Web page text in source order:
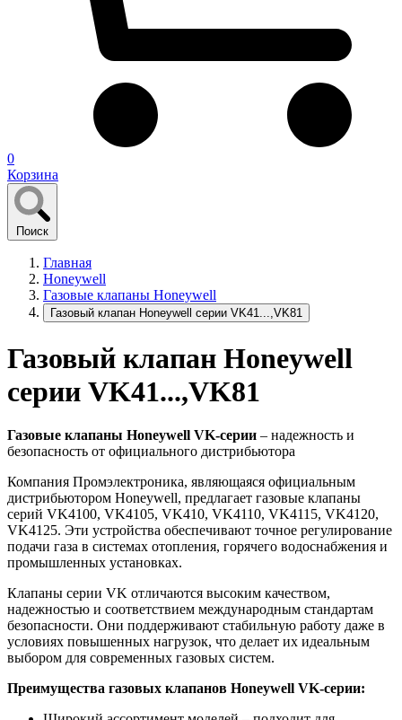
0
Корзина
Поиск
Главная
Honeywell
Газовые клапаны Honeywell
Газовый клапан Honeywell серии VK41...,VK81
Газовый клапан Honeywell
серии VK41...,VK81
Газовые клапаны Honeywell VK-серии – надежность и
безопасность от официального дистрибьютора
Компания Промэлектроника, являющаяся официальным
дистрибьютором Honeywell, предлагает газовые клапаны
серий VK4100, VK4105, VK410, VK4110, VK4115, VK4120,
VK4125. Эти устройства обеспечивают точное регулирование
подачи газа в системах отопления, горячего водоснабжения и
промышленных установках.
Клапаны серии VK отличаются высоким качеством,
надежностью и соответствием международным стандартам
безопасности. Они поддерживают стабильную работу даже в
условиях повышенных нагрузок, что делает их идеальным
выбором для современных газовых систем.
Преимущества газовых клапанов Honeywell VK-серии: